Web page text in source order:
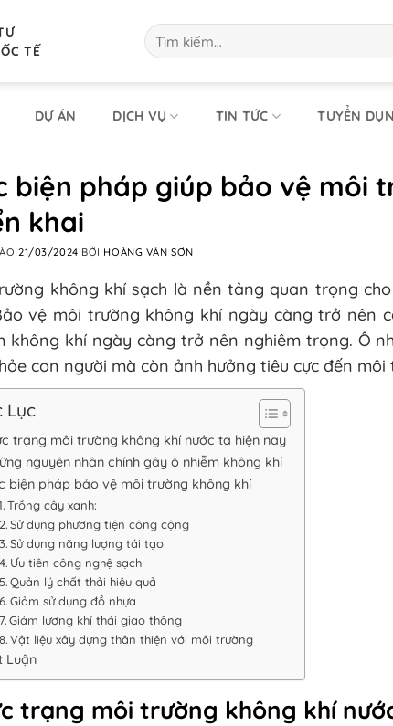
TẾ
Tìm
kiếm:
DỰ ÁN DỊCH VỤ TIN TỨC TUYỂN
biện pháp giúp bảo vệ môi
khai
21/03/2024 BỞI HOÀNG VĂN SƠN
không khí sạch là nền tảng quan trọng
vệ môi trường không khí ngày càng trở nên
không khí ngày càng trở nên nghiêm trọng. Ô
con người mà còn ảnh hưởng tiêu cực đến
Lục
trạng môi trường không khí nước ta hiện nay
nguyên nhân chính gây ô nhiễm không khí
biện pháp bảo vệ môi trường không khí
Trồng cây xanh:
Sử dụng phương tiện công cộng
Sử dụng năng lượng tái tạo
Ưu tiên công nghệ sạch
Quản lý chất thải hiệu quả
Giảm sử dụng đồ nhựa
Giảm lượng khí thải giao thông
Vật liệu xây dựng thân thiện với môi trường
Luận
trạng môi trường không khí